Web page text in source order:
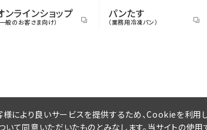
ンラインショップ
一般のお客さま向け）
パンたす
（業務用冷凍パン）
様により良いサービスを提供するため、Cookieを利用
て同意いただいたものとみなします。当サイトの使